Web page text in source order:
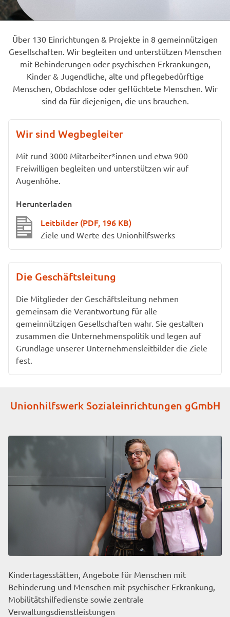
Über 130 Einrichtungen & Projekte in 8 gemeinnützigen
Gesellschaften. Wir begleiten und unterstützen Menschen
mit Behinderungen oder psychischen Erkrankungen,
Kinder & Jugendliche, alte und pflegebedürftige
Menschen, Obdachlose oder geflüchtete Menschen. Wir
sind da für diejenigen, die uns brauchen.
Wir sind Wegbegleiter
Mit rund 3000 Mitarbeiter*innen und etwa 900
Freiwilligen begleiten und unterstützen wir auf
Augenhöhe.
Herunterladen
Leitbilder(PDF, 196 KB)
Ziele und Werte des Unionhilfswerks
Die Geschäftsleitung
Die Mitglieder der Geschäftsleitung nehmen
gemeinsam die Verantwortung für alle
gemeinnützigen Gesellschaften wahr. Sie gestalten
zusammen die Unternehmenspolitik und legen auf
Grundlage unserer Unternehmensleitbilder die Ziele
fest.
Unionhilfswerk Sozialeinrichtungen gGmbH
Kindertagesstätten, Angebote für Menschen mit
Behinderung und Menschen mit psychischer Erkrankung,
Mobilitätshilfedienste sowie zentrale
Verwaltungsdienstleistungen